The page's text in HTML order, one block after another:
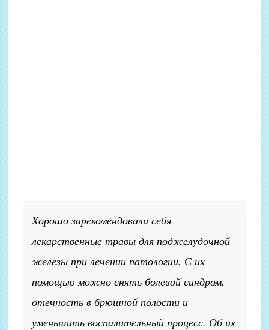
Хорошо зарекомендовали себя
лекарственные травы для поджелудочной
железы при лечении патологии. С их
помощью можно снять болевой синдром,
отечность в брюшной полости и
уменьшить воспалительный процесс. Об их